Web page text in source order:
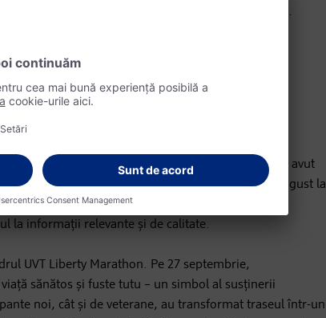
asupra accesului la produse de igienă menstruală.
Stop”, ajutând femeile din medii vulnerabile să
sociale
de participante în patru orașe. Evenimentele au avut
– „Mame sănătoase, familii fericite”, pe 5 august la
intimă și bunăstare feminină”. Prin aceste
la informații relevante și de calitate.
UVT Liberty Marathon. Pe 27 septembrie,
sănătos și fuste tutu – un simbol al susținerii
noi, cât și de veterane, au transformat traseul într-un